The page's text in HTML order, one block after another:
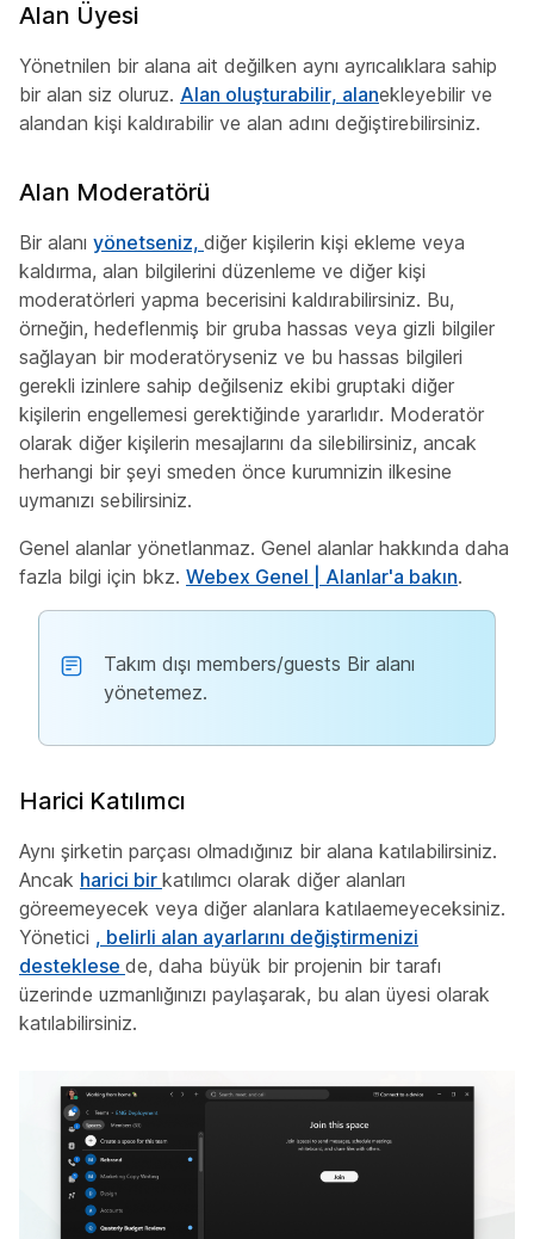
Alan Üyesi
Yönetnilen bir alana ait değilken aynı ayrıcalıklara sahip
bir alan siz oluruz. Alan oluşturabilir, alanekleyebilir ve
alandan kişi kaldırabilir ve alan adını değiştirebilirsiniz.
Alan Moderatörü
Bir alanı yönetseniz, diğer kişilerin kişi ekleme veya
kaldırma, alan bilgilerini düzenleme ve diğer kişi
moderatörleri yapma becerisini kaldırabilirsiniz. Bu,
örneğin, hedeflenmiş bir gruba hassas veya gizli bilgiler
sağlayan bir moderatöryseniz ve bu hassas bilgileri
gerekli izinlere sahip değilseniz ekibi gruptaki diğer
kişilerin engellemesi gerektiğinde yararlıdır. Moderatör
olarak diğer kişilerin mesajlarını da silebilirsiniz, ancak
herhangi bir şeyi smeden önce kurumnizin ilkesine
uymanızı sebilirsiniz.
Genel alanlar yönetlanmaz. Genel alanlar hakkında daha
fazla bilgi için bkz. Webex Genel | Alanlar'a bakın.
Takım dışı members/guests Bir alanı
yönetemez.
Harici Katılımcı
Aynı şirketin parçası olmadığınız bir alana katılabilirsiniz.
Ancak harici bir katılımcı olarak diğer alanları
göreemeyecek veya diğer alanlara katılaemeyeceksiniz.
Yönetici , belirli alan ayarlarını değiştirmenizi
desteklese de, daha büyük bir projenin bir tarafı
üzerinde uzmanlığınızı paylaşarak, bu alan üyesi olarak
katılabilirsiniz.